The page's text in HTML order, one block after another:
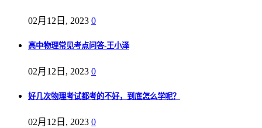
02月12日, 2023 0
高中物理常见考点问答-王小泽
02月12日, 2023 0
好几次物理考试都考的不好，到底怎么学呢？
02月12日, 2023 0